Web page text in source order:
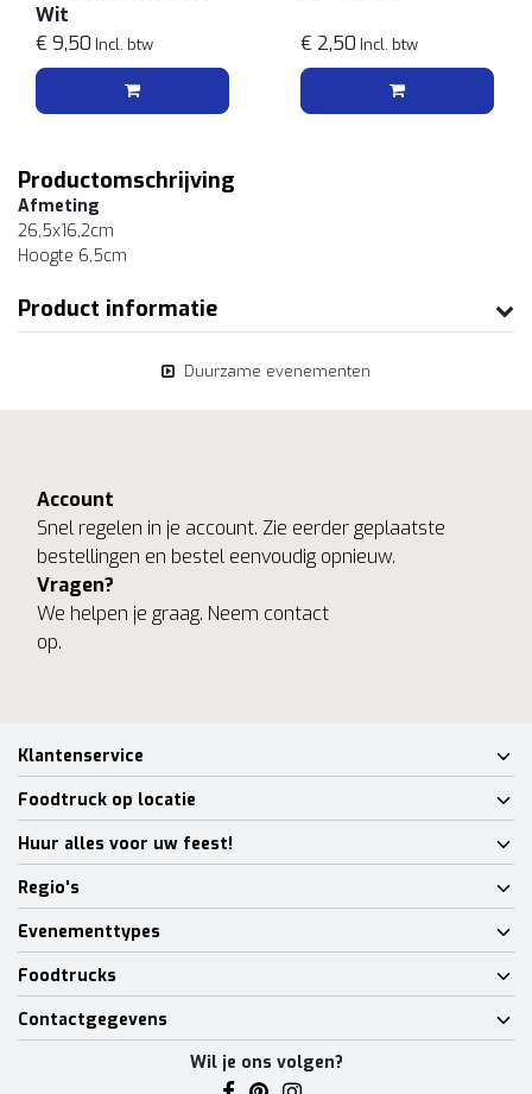
Wit
€ 9,50 Incl. btw € 2,50 Incl. btw
Productomschrijving
Afmeting
26,5x16,2cm
Hoogte 6,5cm
Product informatie
Duurzame evenementen
Account
Snel regelen in je account. Zie eerder geplaatste
bestellingen en bestel eenvoudig opnieuw.
Vragen?
We helpen je graag. Neem contact
op.
Klantenservice
Foodtruck op locatie
Huur alles voor uw feest!
Regio's
Evenementtypes
Foodtrucks
Contactgegevens
Wil je ons volgen?